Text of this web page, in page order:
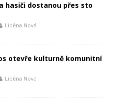
hasiči dostanou přes sto
Liběna Nová
otevře kulturně komunitní
Liběna Nová